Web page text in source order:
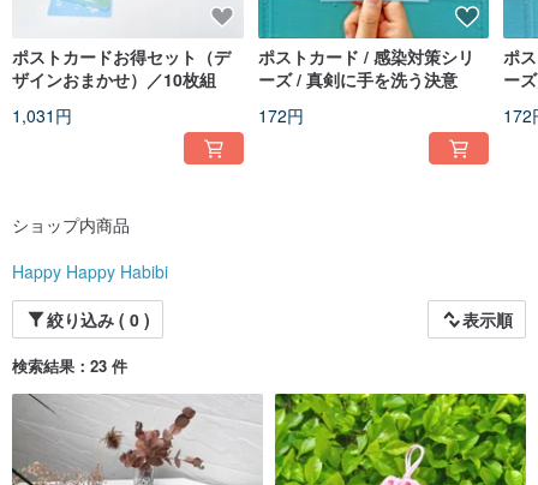
ポストカードお得セット（デ
ザインおまかせ）／10枚組
1,031円
ポストカード / 感染対策シリ
ーズ / 真剣に手を洗う決意
172円
ポ
ー
172
ショップ内商品
Happy Happy Habibi
絞り込み ( 0 )
表示順
検索結果：23 件